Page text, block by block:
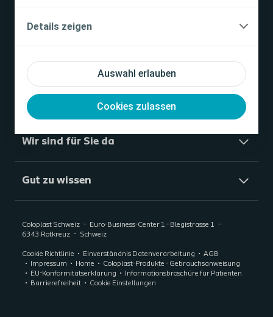
Auswahl erlauben
Cookies zulassen
Details zeigen
Produkte und Muster
Hier finden Sie uns
Wir sind für Sie da
Gut zu wissen
Coloplast Schweiz
Euro-Business-Center 1 - Blegistrasse 1
6343 Rotkreuz Schweiz
Cookie Richtlinie Einverständnis Datenverarbeitung
AGB
Impressum
Home
Coloplast-Produkte - Gebrauchsanweisung
EU-Konformitätserklärung
Informationsbroschüre für Patienten
Barrierefreiheit
Cookie Einstellungen